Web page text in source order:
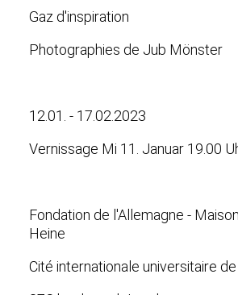
Gaz d'inspiration
Photographies de Jub Mönster
12.01. - 17.02.2023
Vernissage Mi 11. Januar 19.00
Fondation de l'Allemagne -
Heine
Cité internationale universitaire